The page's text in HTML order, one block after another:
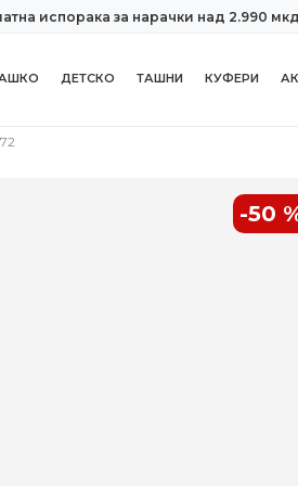
испорака за нарачки над 2.990
ДЕТСКО ТАШНИ КУФЕРИ
-50